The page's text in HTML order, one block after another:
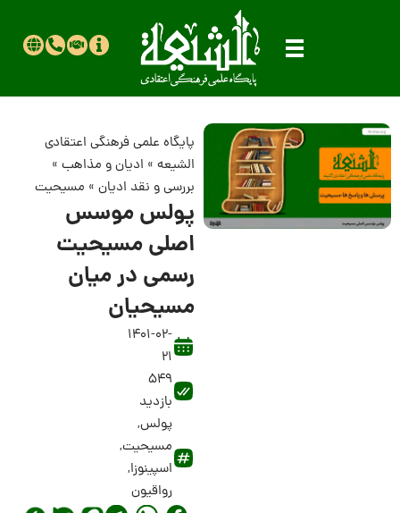
پایگاه علمی فرهنگی اعتقادی
الشیعه» ادیان و مذاهب»
بررسی و نقد ادیان» مسیحیت
پولس موسس
اصلی مسیحیت
رسمی در میان
مسیحیان
1401-02-
21
549
بازدید
پولس,
مسیحیت,
اسپینوزا,
رواقیون